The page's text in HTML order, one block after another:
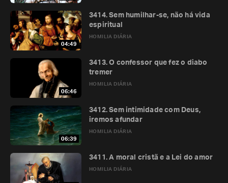
04:49
HOMILIA DIÁRIA
3414. Sem humilhar-se, não há vida
espiritual
06:46
HOMILIA DIÁRIA
3413. O confessor que fez o diabo
tremer
06:39
HOMILIA DIÁRIA
3412. Sem intimidade com Deus,
iremos afundar
HOMILIA DIÁRIA
3411. A moral cristã e a Lei do amor